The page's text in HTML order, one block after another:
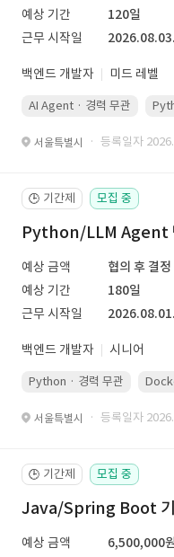
예상 기간
120일
근무 시작일
2026.08.03.
백엔드 개발자 미드 레벨
AI Agent · 경력 무관
서울특별시 · 등록일자
🕒 기간제 모집 중
Python/LLM Agent
예상 금액
협의 후 결정
예상 기간
180일
근무 시작일
2026.08.01.
백엔드 개발자 시니어
Python · 경력 무관
서울특별시 · 등록일자
🕒 기간제 모집 중
Java/Spring Boot 기
예상 금액
6,500,000